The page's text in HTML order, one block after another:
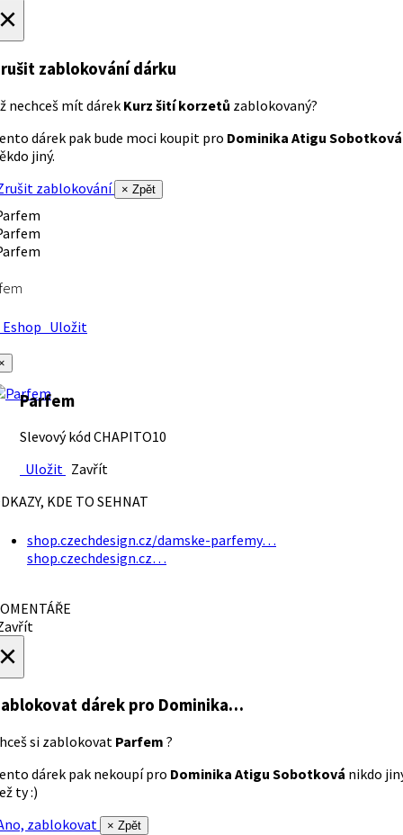
zablokování dárku
nechceš mít dárek Kurz šití korzetů zablokovaný?
dárek pak bude moci koupit pro Dominika Atigu Sobotková
jiný.
zablokování
× Zpět
Uložit
Parfem
Slevový kód CHAPITO10
Uložit Zavřít
KDE TO SEHNAT
shop.czechdesign.cz/damske-parfemy…
shop.czechdesign.cz…
dárek pro Dominika…
si zablokovat Parfem ?
dárek pak nekoupí pro Dominika Atigu Sobotková nikdo
ty :)
zablokovat
× Zpět